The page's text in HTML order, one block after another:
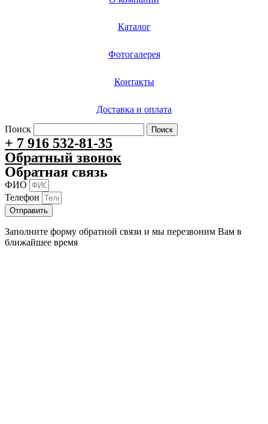
Каталог
Фотогалерея
Контакты
Доставка и оплата
Поиск
Поиск
+ 7 916 532-81-35
Обратный звонок
Обратная связь
ФИО
Телефон
Отправить
Заполните форму обратной связи и мы перезвоним Вам в
ближайшее время